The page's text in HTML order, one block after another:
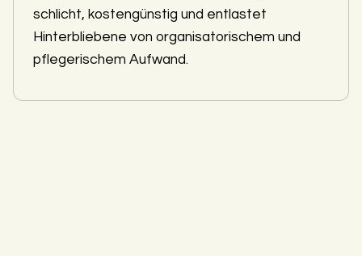
schlicht, kostengünstig und entlastet
Hinterbliebene von organisatorischem und
pflegerischem Aufwand.